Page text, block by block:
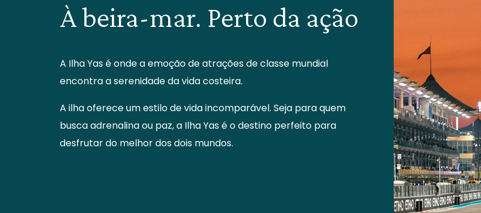
À beira-mar. Perto da ação
A Ilha Yas é onde a emoção de atrações de classe mundial
encontra a serenidade da vida costeira.
A ilha oferece um estilo de vida incomparável. Seja para quem
busca adrenalina ou paz, a Ilha Yas é o destino perfeito para
desfrutar do melhor dos dois mundos.